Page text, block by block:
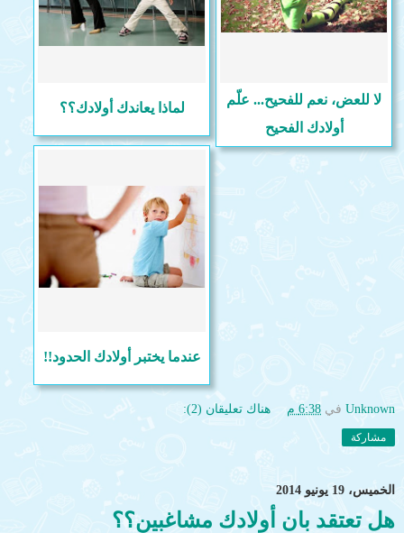
لا للعض، نعم للفحيح... علّم
أولادك الفحيح
لماذا يعاندك أولادك؟؟
عندما يختبر أولادك الحدود!!
Unknown في 6:38 م هناك تعليقان (2):
مشاركة
الخميس، 19 يونيو 2014
هل تعتقد بان أولادك مشاغبين؟؟